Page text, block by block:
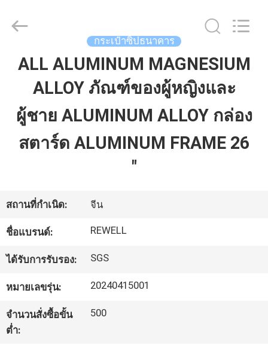
บ้าน
สินค้า
เรา
ทัวร์
โรงงาน
ควบคุม
2021
Industrial
กระเป๋าซิปธนาคาร
ALL ALUMINUM MAGNESIUM
ALLOY ภัณฑ์ของผู้หญิงและ
ผู้ชาย ALUMINUM ALLOY กล่อง
สตาร์ด ALUMINUM FRAME 26
"
สถานที่กำเนิด: จีน
ชื่อแบรนด์: REWELL
ได้รับการรับรอง: SGS
หมายเลขรุ่น: 20240415001
จำนวนสั่งซื้อขั้น
ต่ำ:
500